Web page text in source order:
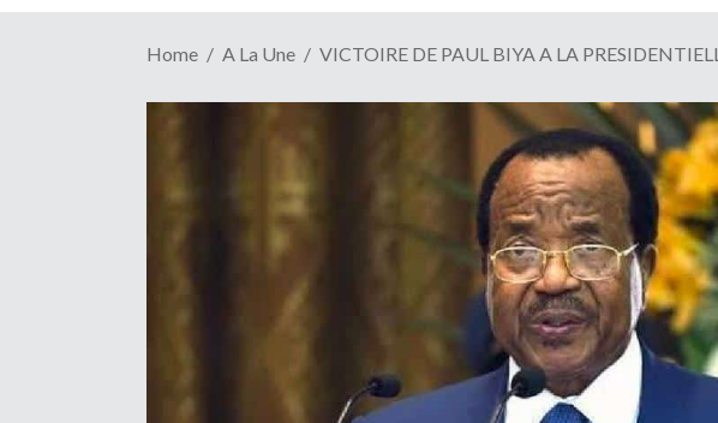
Home A La Une VICTOIRE DE PAUL BIYA A LA